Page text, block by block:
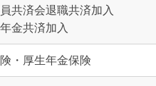
共済会退職共済加入
金共済加入
・厚生年金保険